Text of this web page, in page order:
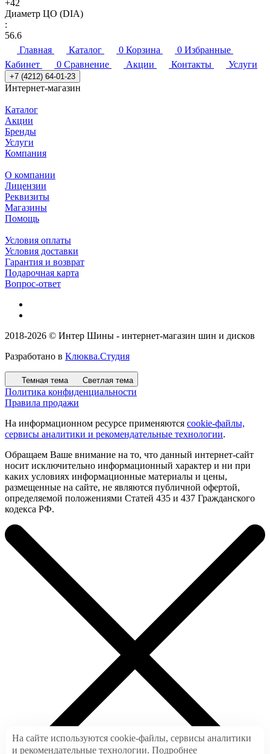
+42
Диаметр ЦО (DIA)
:
56.6
Главная
Каталог 0 Корзина 0 Избранные
Кабинет
0 Сравнение Акции Контакты Услуги
+7 (4212) 64-01-23
Интернет-магазин
Каталог
Акции
Бренды
Услуги
Компания
О компании
Лицензии
Реквизиты
Магазины
Помощь
Условия оплаты
Условия доставки
Гарантия и возврат
Подарочная карта
Вопрос-ответ
2018-2026 © Интер Шины - интернет-магазин шин и дисков
Разработано в Клюква.Студия
Темная тема Светлая тема
Политика конфиденциальности
Правила продажи
На информационном ресурсе применяются cookie-файлы,
сервисы аналитики и рекомендательные технологии.
Обращаем Ваше внимание на то, что данный интернет-сайт
носит исключительно информационный характер и ни при
каких условиях информационные материалы и цены,
размещенные на сайте, не являются публичной офертой,
определяемой положениями Статей 435 и 437 Гражданского
кодекса РФ.
На сайте используются cookie-файлы, сервисы аналитики
и рекомендательные технологии. Подробнее